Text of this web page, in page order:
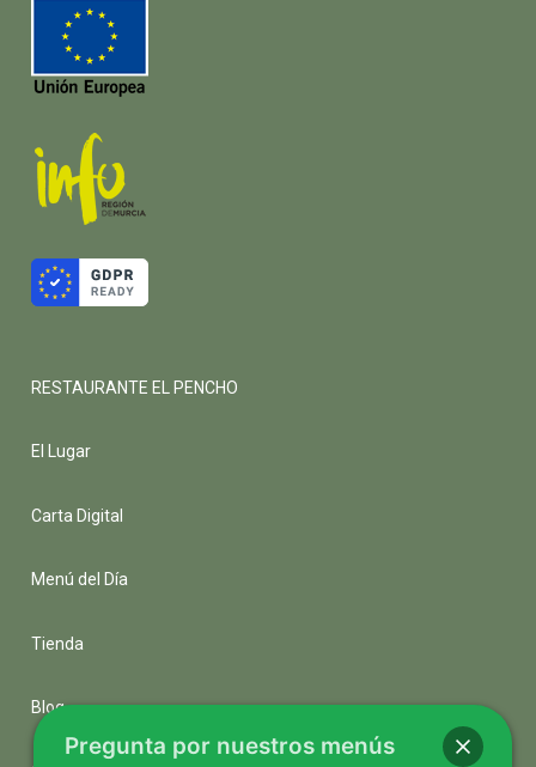
RESTAURANTE EL PENCHO
El Lugar
Carta Digital
Menú del Día
Tienda
Blog
Pregunta por nuestros menús